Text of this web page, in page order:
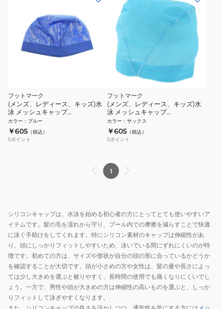
フットマーク
(メンズ、レディース、キッズ)水
泳 メッシュキャップ
0232402BLU スイムキャップ 子
供/大人 財団法人日本水泳連盟推
薦水泳帽
カラー ： ブルー
￥605 （税込）
5ポイント
フットマーク
(メンズ、レディース、キッズ)水
泳 メッシュキャップ
0232402SAX スイムキャップ 子
供/大人 財団法人日本水泳連盟推
薦水泳帽
カラー ： サックス
￥605 （税込）
5ポイント
1
シリコンキャップは、水泳を始める初心者の方にとってとても使いやすいア
イテムです。髪の毛を濡れから守り、プール内での摩擦を減らすことで快適
に泳ぐ手助けをしてくれます。特にシリコン素材のキャップは伸縮性があ
り、頭にしっかりフィットしやすいため、泳いでいる間にずれにくいのが特
徴です。初めての方は、サイズや形状が自分の頭の形に合っているかどうか
を確認することが大切です。頭が小さめの方や女性は、髪の量や長さによっ
ては少し大きめを選ぶと被りやすく、長時間の使用でも痛くなりにくいでし
ょう。一方で、男性や頭が大きめの方は伸縮性の高いものを選ぶと、しっか
りフィットして泳ぎやすくなります。